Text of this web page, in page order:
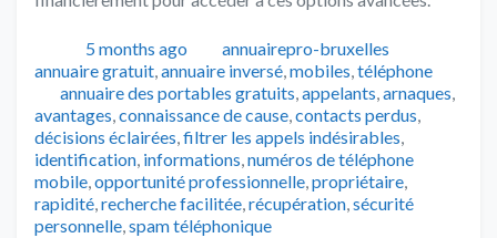
Publié5 months ago Auteur
annuairepro-bruxelles
annuaire gratuit,annuaire inversé,mobiles,téléphone
Tags
annuaire des portables gratuits,appelants,arnaques,
avantages,connaissance de cause,contacts perdus,
décisions éclairées,filtrer les appels indésirables,
identification, informations,numéros de téléphone
mobile,opportunité professionnelle,propriétaire,
rapidité,recherche facilitée,récupération,sécurité
personnelle,spam téléphonique